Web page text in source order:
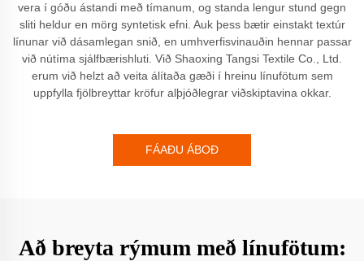
vera í góðu ástandi með tímanum, og standa lengur stund gegn
sliti heldur en mörg syntetisk efni. Auk þess bætir einstakt textúr
línunar við dásamlegan snið, en umhverfisvinauðin hennar passar
við nútíma sjálfbærishluti. Við Shaoxing Tangsi Textile Co., Ltd.
erum við helzt að veita álítaða gæði í hreinu línufötum sem
uppfylla fjölbreyttar kröfur alþjóðlegrar viðskiptavina okkar.
FÁAÐU ÁBOÐ
Að breyta rýmum með línufötum: